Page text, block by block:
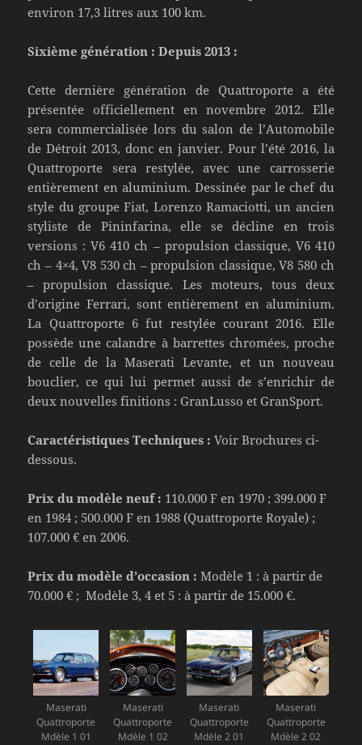
environ 17,3 litres aux 100 km.
Sixième génération : Depuis 2013 :
Cette dernière génération de Quattroporte a été
présentée officiellement en novembre 2012. Elle
sera commercialisée lors du salon de l’Automobile
de Détroit 2013, donc en janvier. Pour l’été 2016, la
Quattroporte sera restylée, avec une carrosserie
entièrement en aluminium. Dessinée par le chef du
style du groupe Fiat, Lorenzo Ramaciotti, un ancien
styliste de Pininfarina, elle se décline en trois
versions : V6 410 ch – propulsion classique, V6 410
ch – 4×4, V8 530 ch – propulsion classique, V8 580 ch
– propulsion classique. Les moteurs, tous deux
d’origine Ferrari, sont entièrement en aluminium.
La Quattroporte 6 fut restylée courant 2016. Elle
possède une calandre à barrettes chromées, proche
de celle de la Maserati Levante, et un nouveau
bouclier, ce qui lui permet aussi de s’enrichir de
deux nouvelles finitions : GranLusso et GranSport.
Caractéristiques Techniques : Voir Brochures ci-
dessous.
Prix du modèle neuf : 110.000 F en 1970 ; 399.000 F
en 1984 ; 500.000 F en 1988 (Quattroporte Royale) ;
107.000 € en 2006.
Prix du modèle d’occasion :Modèle 1 : à partir de
70.000 € ; Modèle 3, 4 et 5 : à partir de 15.000 €.
Maserati
Quattroporte
Mdèle 1 01
Maserati
Quattroporte
Mdèle 1 02
Maserati
Quattroporte
Mdèle 2 01
Maserati
Quattroporte
Mdèle 2 02